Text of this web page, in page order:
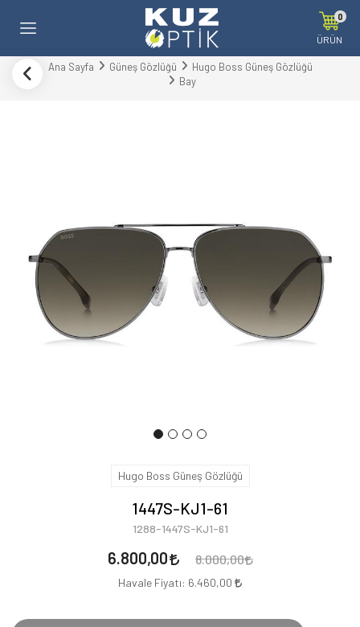
0
ÜRÜN
Ana Sayfa Güneş Gözlüğü
Hugo Boss Güneş Gözlüğü
Bay
Hugo Boss Güneş Gözlüğü
1447S-KJ1-61
1288-1447S-KJ1-61
6.800,00 8.000,00
Havale Fiyatı: 6.460,00